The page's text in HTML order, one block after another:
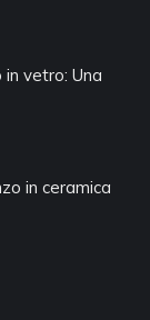
vetro: Una
in ceramica